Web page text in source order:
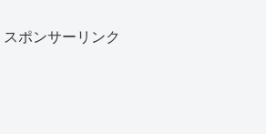
スポンサーリンク